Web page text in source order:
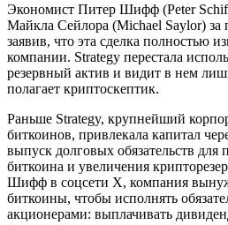
Экономист Питер Шифф (Peter
Майкла Сейлора (Michael Saylor) за
заявив, что эта сделка полностью
компании. Strategy перестала
резервный актив и видит в нем
полагает криптоскептик.
Раньше Strategy, крупнейший
биткоинов, привлекала капитал
выпуск долговых обязательств
биткоина и увеличения
Шифф в соцсети Х, компания
биткоины, чтобы исполнять
акционерами: выплачивать